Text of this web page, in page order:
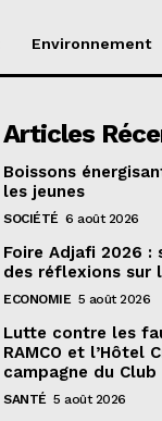
Environnement
Articles
Boissons
les jeunes
SOCIÉTÉ 6 août 2026
Foire Adjafi 2026 :
des réflexions sur
ECONOMIE 5 août 2026
Lutte contre les
RAMCO et l’Hôtel
campagne du
SANTÉ 5 août 2026